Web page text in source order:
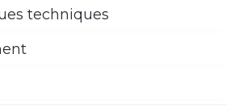
techniques